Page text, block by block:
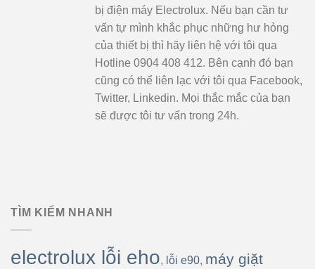
bị điện máy Electrolux. Nếu bạn cần tư
vấn tự mình khắc phục những hư hỏng
của thiết bị thì hãy liên hệ với tôi qua
Hotline 0904 408 412. Bên cạnh đó bạn
cũng có thể liên lạc với tôi qua Facebook,
Twitter, Linkedin. Mọi thắc mắc của bạn
sẽ được tôi tư vấn trong 24h.
TÌM KIẾM NHANH
electrolux lỗi eho, lỗi e90, máy giặt